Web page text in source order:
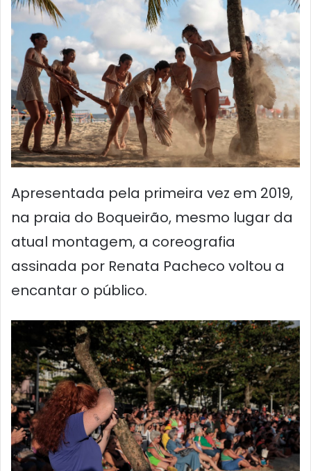
Apresentada pela primeira vez em 2019,
na praia do Boqueirão, mesmo lugar da
atual montagem, a coreografia
assinada por Renata Pacheco voltou a
encantar o público.